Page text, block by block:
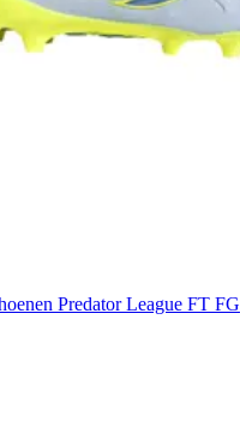
Predator League FT FG